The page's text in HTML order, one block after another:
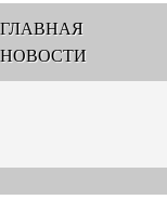
ГЛАВНАЯ
НОВОСТИ